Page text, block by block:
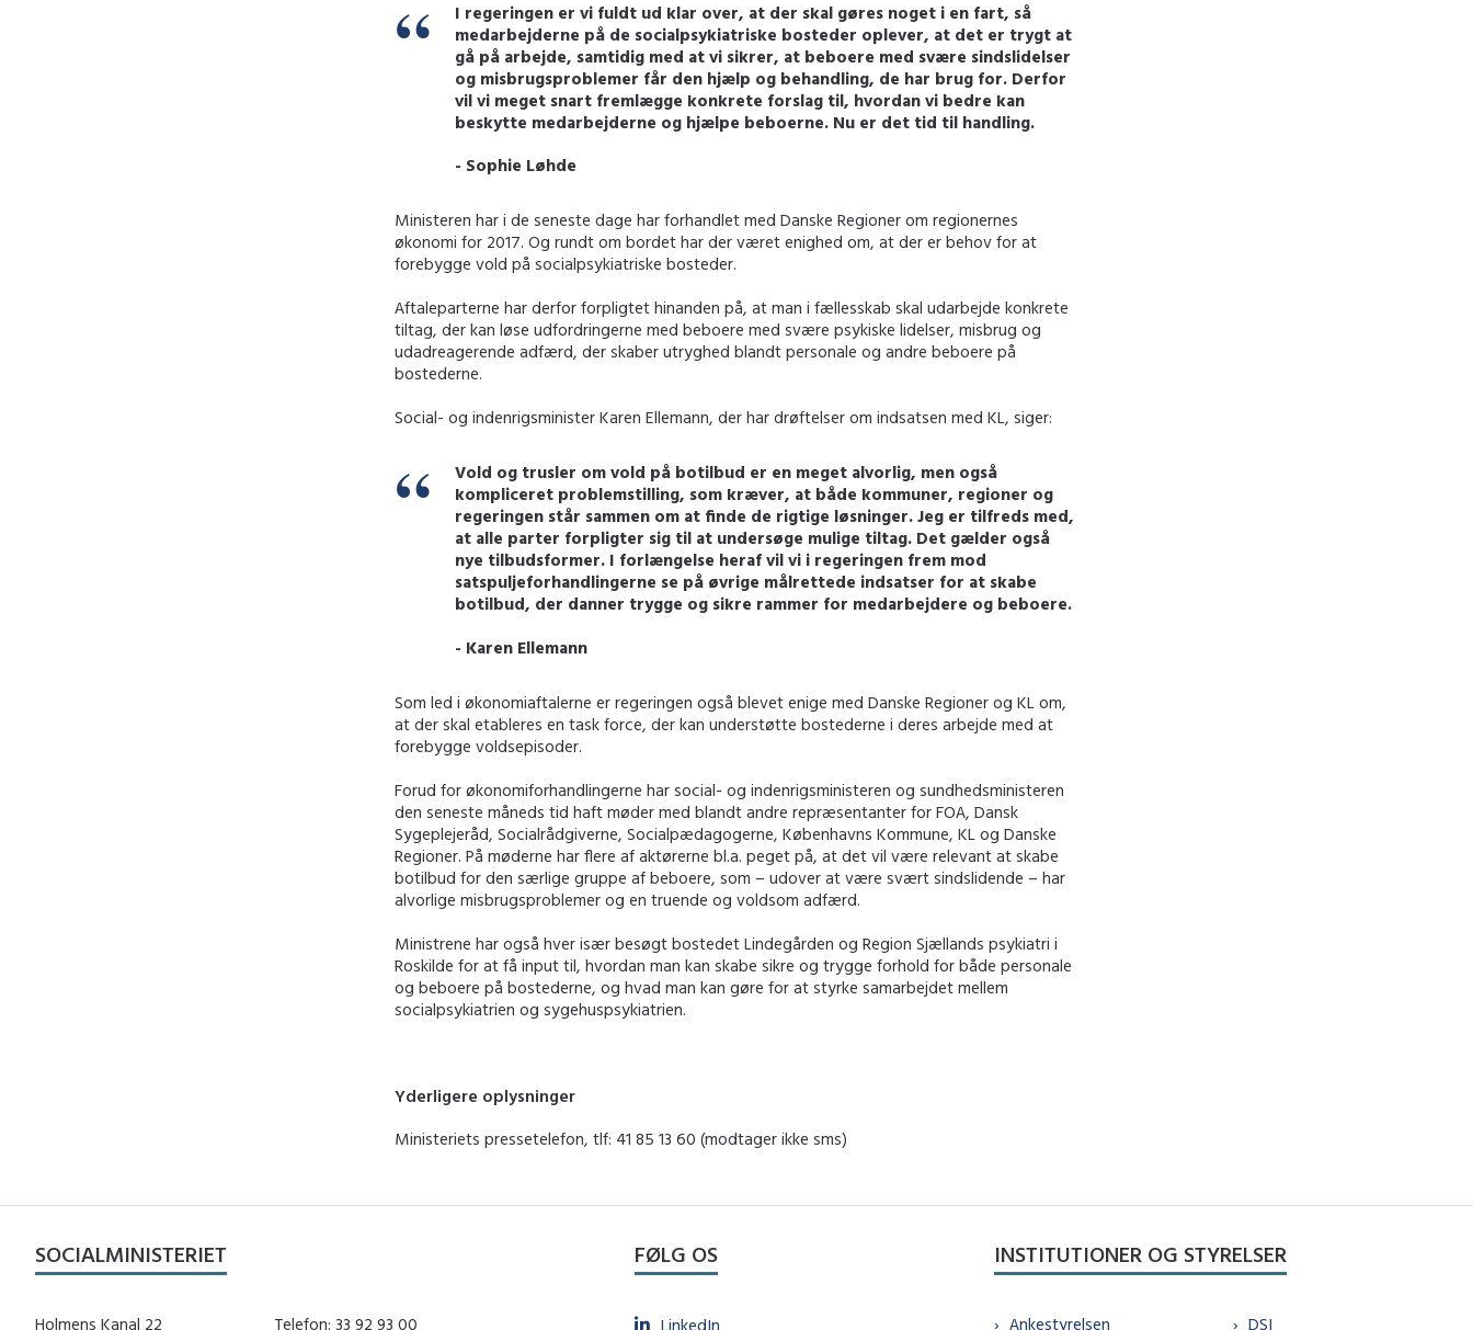
I regeringen er vi fuldt ud klar over, at der skal gøres noget i en fart, så
medarbejderne på de socialpsykiatriske bosteder oplever, at det er trygt at
gå på arbejde, samtidig med at vi sikrer, at beboere med svære sindslidelser
og misbrugsproblemer får den hjælp og behandling, de har brug for. Derfor
vil vi meget snart fremlægge konkrete forslag til, hvordan vi bedre kan
beskytte medarbejderne og hjælpe beboerne. Nu er det tid til handling.
- Sophie Løhde
Ministeren har i de seneste dage har forhandlet med Danske Regioner om regionernes
økonomi for 2017. Og rundt om bordet har der været enighed om, at der er behov for at
forebygge vold på socialpsykiatriske bosteder.
Aftaleparterne har derfor forpligtet hinanden på, at man i fællesskab skal udarbejde konkrete
tiltag, der kan løse udfordringerne med beboere med svære psykiske lidelser, misbrug og
udadreagerende adfærd, der skaber utryghed blandt personale og andre beboere på
bostederne.
Social- og indenrigsminister Karen Ellemann, der har drøftelser om indsatsen med KL, siger:
Vold og trusler om vold på botilbud er en meget alvorlig, men også
kompliceret problemstilling, som kræver, at både kommuner, regioner og
regeringen står sammen om at finde de rigtige løsninger. Jeg er tilfreds med,
at alle parter forpligter sig til at undersøge mulige tiltag. Det gælder også
nye tilbudsformer. I forlængelse heraf vil vi i regeringen frem mod
satspuljeforhandlingerne se på øvrige målrettede indsatser for at skabe
botilbud, der danner trygge og sikre rammer for medarbejdere og beboere.
- Karen Ellemann
Som led i økonomiaftalerne er regeringen også blevet enige med Danske Regioner og KL om,
at der skal etableres en task force, der kan understøtte bostederne i deres arbejde med at
forebygge voldsepisoder.
Forud for økonomiforhandlingerne har social- og indenrigsministeren og sundhedsministeren
den seneste måneds tid haft møder med blandt andre repræsentanter for FOA, Dansk
Sygeplejeråd, Socialrådgiverne, Socialpædagogerne, Københavns Kommune, KL og Danske
Regioner. På møderne har flere af aktørerne bl.a. peget på, at det vil være relevant at skabe
botilbud for den særlige gruppe af beboere, som – udover at være svært sindslidende – har
alvorlige misbrugsproblemer og en truende og voldsom adfærd.
Ministrene har også hver især besøgt bostedet Lindegården og Region Sjællands psykiatri i
Roskilde for at få input til, hvordan man kan skabe sikre og trygge forhold for både personale
og beboere på bostederne, og hvad man kan gøre for at styrke samarbejdet mellem
socialpsykiatrien og sygehuspsykiatrien.
Yderligere oplysninger
Ministeriets pressetelefon, tlf: 41 85 13 60 (modtager ikke sms)
SOCIALMINISTERIET
Holmens Kanal 22 Telefon: 33 92 93 00
FØLG OS
LinkedIn
INSTITUTIONER OG STYRELSER
Ankestyrelsen DSI